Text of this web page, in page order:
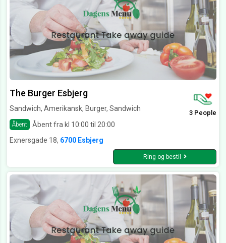
The Burger Esbjerg
Sandwich, Amerikansk, Burger, Sandwich
Åbent Åbent fra kl 10:00 til 20:00
3 People
Exnersgade 18, 6700 Esbjerg
Ring og bestil